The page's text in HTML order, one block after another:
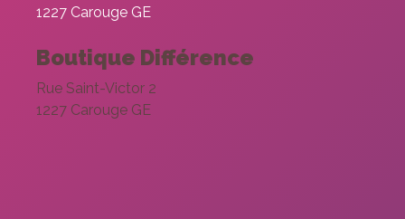
1227 Carouge GE
Boutique Différence
Rue Saint-Victor 2
1227 Carouge GE